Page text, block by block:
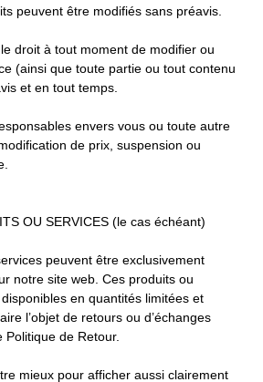
peuvent être modifiés sans préavis.
droit à tout moment de modifier ou
(ainsi que toute partie ou tout contenu
et en tout temps.
envers vous ou toute autre
de prix, suspension ou
OU SERVICES (le cas échéant)
peuvent être exclusivement
notre site web. Ces produits ou
en quantités limitées et
l’objet de retours ou d’échanges
de Retour.
mieux pour afficher aussi clairement